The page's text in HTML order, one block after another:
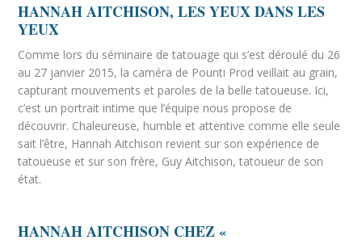
HANNAH AITCHISON, LES YEUX DANS LES
YEUX
Comme lors du séminaire de tatouage qui s’est déroulé du 26
au 27 janvier 2015, la caméra de Pounti Prod veillait au grain,
capturant mouvements et paroles de la belle tatoueuse. Ici,
c’est un portrait intime que l’équipe nous propose de
découvrir. Chaleureuse, humble et attentive comme elle seule
sait l’être, Hannah Aitchison revient sur son expérience de
tatoueuse et sur son frère, Guy Aitchison, tatoueur de son
état.
HANNAH AITCHISON CHEZ «